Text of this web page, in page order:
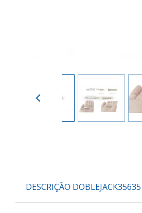
DESCRIÇÃO DOBLEJACK35635